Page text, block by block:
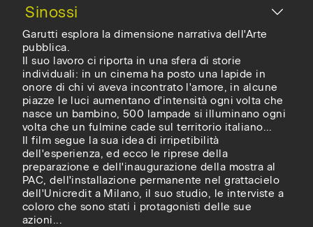
Garutti esplora la dimensione narrativa dell'Arte
pubblica.
Il suo lavoro ci riporta in una sfera di storie
individuali: in un cinema ha posto una lapide in
onore di chi vi aveva incontrato l'amore, in alcune
piazze le luci aumentano d'intensità ogni volta che
nasce un bambino, 500 lampade si illuminano ogni
volta che un fulmine cade sul territorio italiano...
Il film segue la sua idea di irripetibilità
dell'esperienza, ed ecco le riprese della
preparazione e dell'inaugurazione della mostra al
PAC, dell'installazione permanente nel grattacielo
dell'Unicredit a Milano, il suo studio, le interviste a
coloro che sono stati i protagonisti delle sue
azioni...